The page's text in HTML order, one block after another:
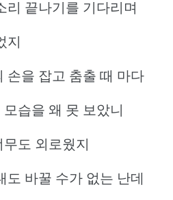
리 끝나기를 기다리며
지
손을 잡고 춤출 때 마다
습을 왜 못 보았니
도 외로웠지
도 바꿀 수가 없는 난데